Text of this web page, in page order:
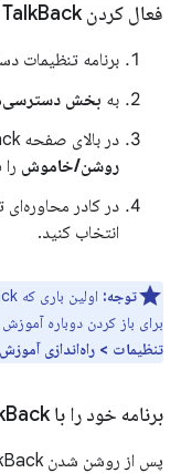
فعال کردن Talk Back
برنامه تنظیمات
به بخش
در بالای صفحه TalkBack، برای روشن کردن TalkBack،
روشن/خاموش
در کادر محاوره‌ای
انتخاب کنید.
توجه:
برای باز کردن دوباره آموزش
تنظیمات > راه‌اندازی آموزش TalkBack
برنامه خود را با Talk Back کاوش کنید